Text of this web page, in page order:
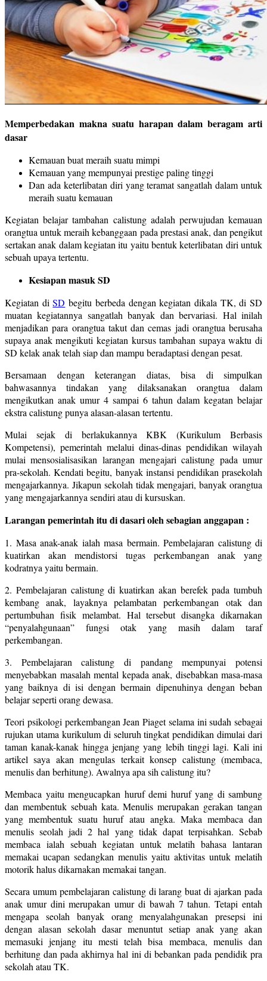
Memperbedakan makna suatu harapan dalam beragam arti
dasar
Kemauan buat meraih suatu mimpi
Kemauan yang mempunyai prestige paling tinggi
Dan ada keterlibatan diri yang teramat sangatlah dalam untuk
meraih suatu kemauan
Kegiatan belajar tambahan calistung adalah perwujudan kemauan
orangtua untuk meraih kebanggaan pada prestasi anak, dan pengikut
sertakan anak dalam kegiatan itu yaitu bentuk keterlibatan diri untuk
sebuah upaya tertentu.
Kesiapan masuk SD
Kegiatan diSD begitu berbeda dengan kegiatan dikala TK, di SD
muatan kegiatannya sangatlah banyak dan bervariasi. Hal inilah
menjadikan para orangtua takut dan cemas jadi orangtua berusaha
supaya anak mengikuti kegiatan kursus tambahan supaya waktu di
SD kelak anak telah siap dan mampu beradaptasi dengan pesat.
Bersamaan dengan keterangan diatas, bisa di simpulkan
bahwasannya tindakan yang dilaksanakan orangtua dalam
mengikutkan anak umur 4 sampai 6 tahun dalam kegatan belajar
ekstra calistung punya alasan-alasan tertentu.
Mulai sejak di berlakukannya KBK (Kurikulum Berbasis
Kompetensi), pemerintah melalui dinas-dinas pendidikan wilayah
mulai mensosialisasikan larangan mengajari calistung pada umur
pra-sekolah. Kendati begitu, banyak instansi pendidikan prasekolah
mengajarkannya. Jikapun sekolah tidak mengajari, banyak orangtua
yang mengajarkannya sendiri atau di kursuskan.
Larangan pemerintah itu di dasari oleh sebagian anggapan :
1. Masa anak-anak ialah masa bermain. Pembelajaran calistung di
kuatirkan akan mendistorsi tugas perkembangan anak yang
kodratnya yaitu bermain.
2. Pembelajaran calistung di kuatirkan akan berefek pada tumbuh
kembang anak, layaknya pelambatan perkembangan otak dan
pertumbuhan fisik melambat. Hal tersebut disangka dikarnakan
“penyalahgunaan” fungsi otak yang masih dalam taraf
perkembangan.
3. Pembelajaran calistung di pandang mempunyai potensi
menyebabkan masalah mental kepada anak, disebabkan masa-masa
yang baiknya di isi dengan bermain dipenuhinya dengan beban
belajar seperti orang dewasa.
Teori psikologi perkembangan Jean Piaget selama ini sudah sebagai
rujukan utama kurikulum di seluruh tingkat pendidikan dimulai dari
taman kanak-kanak hingga jenjang yang lebih tinggi lagi. Kali ini
artikel saya akan mengulas terkait konsep calistung (membaca,
menulis dan berhitung). Awalnya apa sih calistung itu?
Membaca yaitu mengucapkan huruf demi huruf yang di sambung
dan membentuk sebuah kata. Menulis merupakan gerakan tangan
yang membentuk suatu huruf atau angka. Maka membaca dan
menulis seolah jadi 2 hal yang tidak dapat terpisahkan. Sebab
membaca ialah sebuah kegiatan untuk melatih bahasa lantaran
memakai ucapan sedangkan menulis yaitu aktivitas untuk melatih
motorik halus dikarnakan memakai tangan.
Secara umum pembelajaran calistung di larang buat di ajarkan pada
anak umur dini merupakan umur di bawah 7 tahun. Tetapi entah
mengapa seolah banyak orang menyalahgunakan presepsi ini
dengan alasan sekolah dasar menuntut setiap anak yang akan
memasuki jenjang itu mesti telah bisa membaca, menulis dan
berhitung dan pada akhirnya hal ini di bebankan pada pendidik pra
sekolah atau TK.